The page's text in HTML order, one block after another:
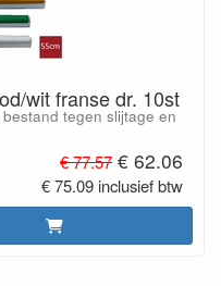
wit franse dr. 10st
tegen slijtage en
€ 77.57 € 62.06
€ 75.09 inclusief btw